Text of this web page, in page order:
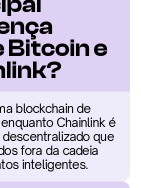
e
blockchain de
Chainlink é
que
fora da cadeia
inteligentes.